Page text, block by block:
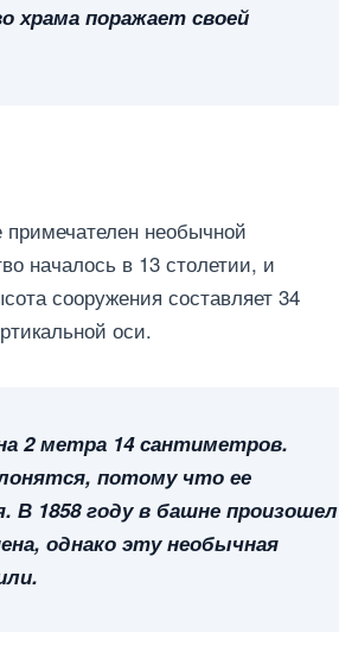
храма поражает своей
необычной
началось в 13 столетии, и
сооружения составляет 34
оси.
2 метра 14 сантиметров.
потому что ее
В 1858 году в башне произошел
однако эту необычная